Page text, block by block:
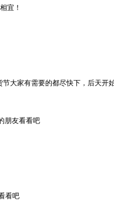
宜！
大家有需要的都尽快下，后天开
朋友看看吧
看吧